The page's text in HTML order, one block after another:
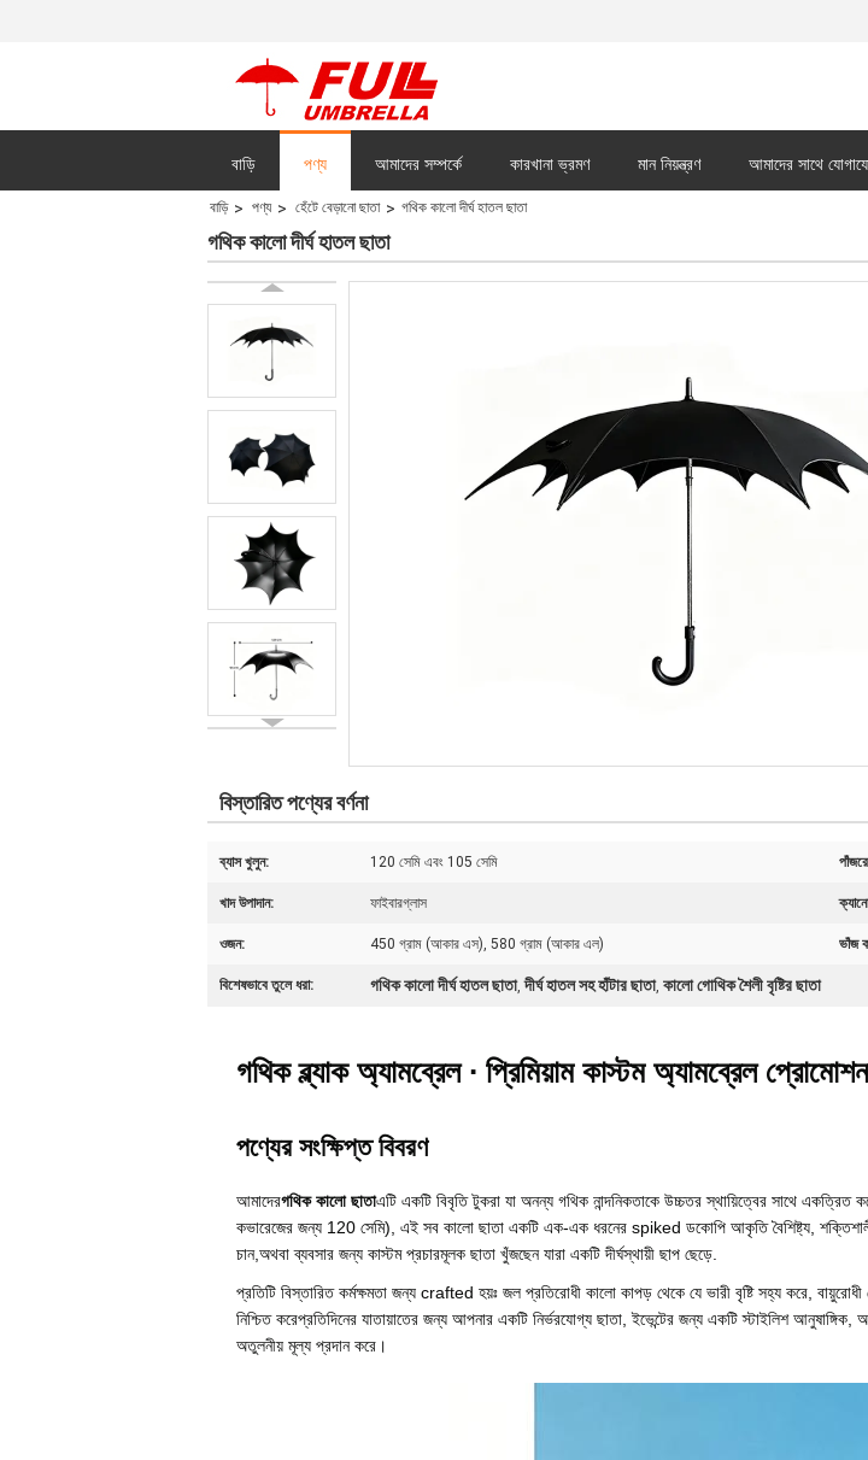
বাড়ি পণ্য আমাদের সম্পর্কে কারখানা ভ্রমণ মান নিয়ন্ত্রণ আমাদের সাথে
সব ক্ষেত্রেই
বাড়ি পণ্য হেঁটে বেড়ানো ছাতা গথিক কালো দীর্ঘ হাতল ছাতা
গথিক কালো দীর্ঘ হাতল ছাতা
বিস্তারিত পণ্যের বর্ণনা
ব্যাস খুলুন: 120 সেমি এবং 105 সেমি
খাদ উপাদান: ফাইবারগ্লাস
ওজন: 450 গ্রাম (আকার এস), 580 গ্রাম (আকার এল) ভাঁজ
বিশেষভাবে তুলে ধরা: গথিক কালো দীর্ঘ হাতল ছাতা,দীর্ঘ হাতল সহ হাঁটার ছাতা, কালো গোথিক শৈলী বৃষ্টির ছাতা
গথিক ব্ল্যাক অ্যামব্রেল ∙ প্রিমিয়াম কাস্টম অ্যামব্রেল
পণ্যের সংক্ষিপ্ত বিবরণ
আমাদেরগথিক কালো ছাতাএটি একটি বিবৃতি টুকরা যা অনন্য গথিক নান্দনিকতাকে উচ্চতর স্থায়িত্বের সাথে একত্রিত
কভারেজের জন্য 120 সেমি), এই সব কালো ছাতা একটি এক-এক ধরনের spiked ডকোপি আকৃতি বৈশিষ্ট্য,
চান,অথবা ব্যবসার জন্য কাস্টম প্রচারমূলক ছাতা খুঁজছেন যারা একটি দীর্ঘস্থায়ী ছাপ ছেড়ে.
প্রতিটি বিস্তারিত কর্মক্ষমতা জন্য crafted হয়ঃ জল প্রতিরোধী কালো কাপড় থেকে যে ভারী বৃষ্টি সহ্য করে,
নিশ্চিত করেপ্রতিদিনের যাতায়াতের জন্য আপনার একটি নির্ভরযোগ্য ছাতা, ইভেন্টের জন্য একটি স্টাইলিশ
অতুলনীয় মূল্য প্রদান করে।